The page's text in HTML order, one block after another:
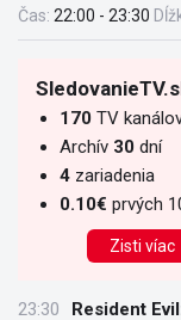
Čas: 22:00 - 23:30
170 TV
Archív 30 dní
4 zariadenia
0.10€ prvých
Zisti víac
23:30 Resident